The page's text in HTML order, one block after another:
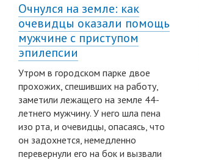
Очнулся на земле: как
очевидцы оказали помощь
мужчине с приступом
эпилепсии
Утром в городском парке двое
прохожих, спешивших на работу,
заметили лежащего на земле 44-
летнего мужчину. У него шла пена
изо рта, и очевидцы, опасаясь, что
он задохнется, немедленно
перевернули его на бок и вызвали